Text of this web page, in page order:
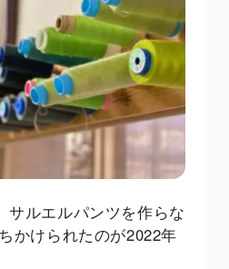
サルエルパンツを作らな
かけられたのが2022年